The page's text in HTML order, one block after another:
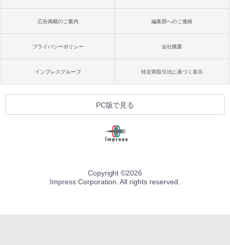
広告掲載のご案内 編集部へのご連絡
プライバシーポリシー 会社概要
インプレスグループ 特定商取引法に基づく表示
PC版で見る
Copyright ©2026
Impress Corporation. All rights reserved.